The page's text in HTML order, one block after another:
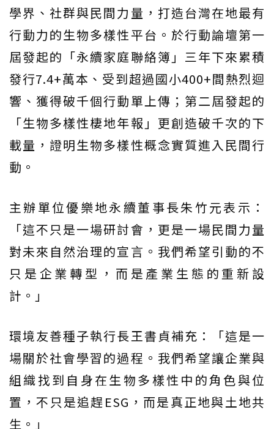
學界、社群與民間力量，打造台灣在地最有
行動力的生物多樣性平台。於行動論壇第一
屆發起的「永續家庭聯絡簿」三年下來累積
發行7.4+萬本、受到超過國小400+間熱烈迴
響、獲得破千個行動單上傳；第二屆發起的
「生物多樣性棲地年報」更創造破千次的下
載量，證明生物多樣性概念實質進入民間行
動。
主辦單位優樂地永續董事長朱竹元表示：
「這不只是一場研討會，更是一場民間力量
對未來自然治理的宣言。我們希望引動的不
只是企業轉型，而是產業生態的重新設
計。」
環境友善種子執行長王書貞補充：「這是一
場關於社會學習的過程。我們希望讓企業與
組織找到自身在生物多樣性中的角色與位
置，不只是追趕ESG，而是真正地與土地共
生。」